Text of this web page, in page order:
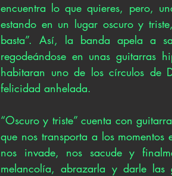
encuentra lo que quieres, pero,
estando en un lugar oscuro y
basta”. Así, la banda apela a
regodeándose en unas guitarras
habitaran uno de los círculos de
felicidad anhelada.
“Oscuro y triste” cuenta con
que nos transporta a los
nos invade, nos sacude y
melancolía, abrazarla y darle las